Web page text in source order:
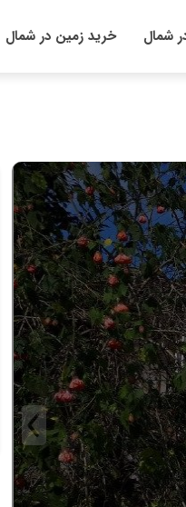
شمال خرید زمین در شمال